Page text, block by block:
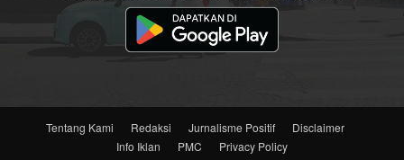
Tentang Kami Redaksi Jurnalisme Positif
Disclaimer
Info Iklan
PMC Privacy Policy